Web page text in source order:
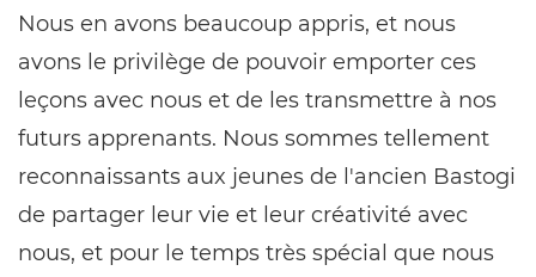
Nous en avons beaucoup appris, et nous
avons le privilège de pouvoir emporter ces
leçons avec nous et de les transmettre à nos
futurs apprenants. Nous sommes tellement
reconnaissants aux jeunes de l'ancien Bastogi
de partager leur vie et leur créativité avec
nous, et pour le temps très spécial que nous